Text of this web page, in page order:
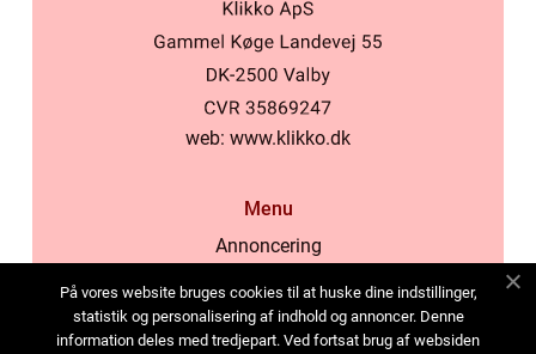
web: www.klikko.dk
Menu
Annoncering
Cookies
Kontakt os
På vores website bruges cookies til at huske dine indstillinger,
statistik og personalisering af indhold og annoncer. Denne
information deles med tredjepart. Ved fortsat brug af websiden